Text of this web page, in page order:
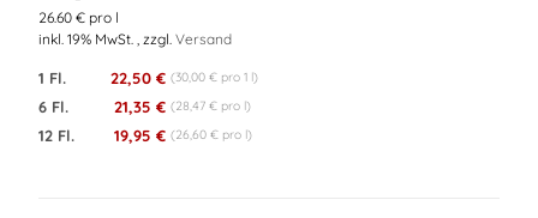
26.60 € pro l
inkl. 19% MwSt. , zzgl. Versand
1 Fl. 22,50 € (30,00 € pro 1 l)
6 Fl. 21,35 € (28,47 € pro l)
12 Fl. 19,95 € (26,60 € pro l)